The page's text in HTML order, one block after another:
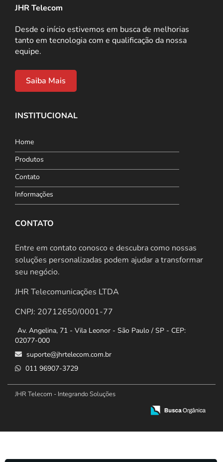
JHR Telecom
Desde o início estivemos em busca de melhorias
tanto em tecnologia com e qualificação da nossa
equipe.
Saiba Mais
INSTITUCIONAL
Home
Produtos
Contato
Informações
CONTATO
Entre em contato conosco e descubra como nossas
soluções personalizadas podem ajudar a transformar
seu negócio.
JHR Telecomunicações LTDA
CNPJ: 20712650/0001-77
Av. Angelina, 71 - Vila Leonor - São Paulo / SP - CEP:
02077-000
suporte@jhrtelecom.com.br
011 96907-3729
JHR Telecom - Integrando Soluções